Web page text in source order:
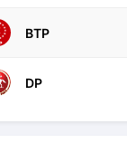
BTP
DP